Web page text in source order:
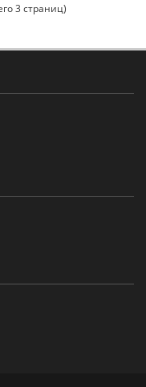
3 страниц)